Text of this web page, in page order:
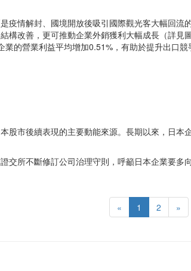
疫情解封、國境開放後吸引國際觀光客大幅回
構改善，更可推動企業外銷獲利大幅成長（詳
的營業利益平均增加0.51%，有助於提升出口競
股市後續表現的主要動能來源。長期以來，日
交所不斷修訂公司治理守則，呼籲日本企業要
« 1 2 »